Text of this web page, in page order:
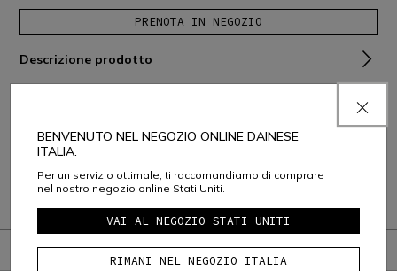
PRENOTA IN NEGOZIO
Descrizione prodotto
Spedizione e Resi
Assistenza Clienti
Garanzia
BENVENUTO NEL NEGOZIO ONLINE DAINESE
ITALIA.
Per un servizio ottimale, ti raccomandiamo di comprare
nel nostro negozio online Stati Uniti.
VAI AL NEGOZIO STATI UNITI
RIMANI NEL NEGOZIO ITALIA